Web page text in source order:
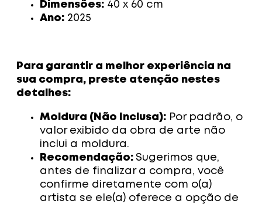
Dimensões: 40 x 60 cm
Ano: 2025
Para garantir a melhor experiência na
sua compra, preste atenção nestes
detalhes:
Moldura (Não Inclusa): Por padrão, o
valor exibido da obra de arte não
inclui a moldura.
Recomendação: Sugerimos que,
antes de finalizar a compra, você
confirme diretamente com o(a)
artista se ele(a) oferece a opção de